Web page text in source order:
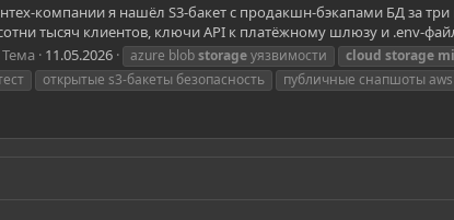
компании я нашёл S3-бакет с продакшн-бэкапами БД за
тысяч клиентов, ключи API к платёжному шлюзу и .env-
Тема 11.05.2026 azure blobstorageуязвимости cloud storage
открытые s3-бакеты безопасность публичные снапшоты